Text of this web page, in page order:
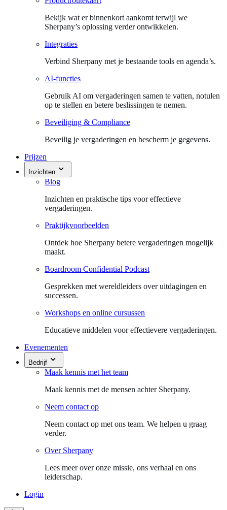
Bekijk wat er binnenkort aankomt terwijl we
Sherpany’s oplossing verder ontwikkelen.
Integraties
Verbind Sherpany met je bestaande tools en agenda’s.
AI-functies
Gebruik AI om vergaderingen samen te vatten, notulen
op te stellen en betere beslissingen te nemen.
Beveiliging & Compliance
Beveilig je vergaderingen en bescherm je gegevens.
Prijzen
Inzichten
Blog
Inzichten en praktische tips voor effectieve
vergaderingen.
Praktijkvoorbeelden
Ontdek hoe Sherpany betere vergaderingen mogelijk
maakt.
Boardroom Confidential Podcast
Gesprekken met wereldleiders over uitdagingen en
successen.
Workshops en online cursussen
Educatieve middelen voor effectievere vergaderingen.
Evenementen
Bedrijf
Maak kennis met het team
Maak kennis met de mensen achter Sherpany.
Neem contact op
Neem contact op met ons team. We helpen u graag
verder.
Over Sherpany
Lees meer over onze missie, ons verhaal en ons
leiderschap.
Login